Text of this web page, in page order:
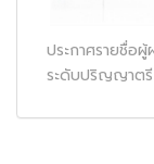
ประกาศรายชื่อ
ระดับปริญญาตรี